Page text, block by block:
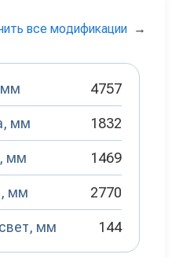
все модификации →
мм 4757
мм 1832
мм 1469
мм 2770
мм 144